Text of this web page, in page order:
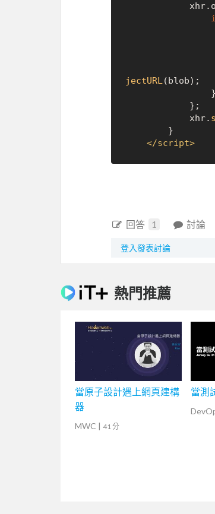
			xhr.
jectURL(blob);
			xhr.
</script>
回答 1 討論
登入發表討論
熱門推薦
當原子設計遇上網頁建構
器
MWC | 41 分
當測